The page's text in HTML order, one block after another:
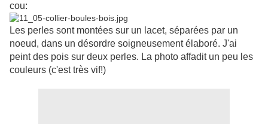
cou:
Les perles sont montées sur un lacet, séparées par un
noeud, dans un désordre soigneusement élaboré. J'ai
peint des pois sur deux perles. La photo affadit un peu les
couleurs (c'est très vif!)